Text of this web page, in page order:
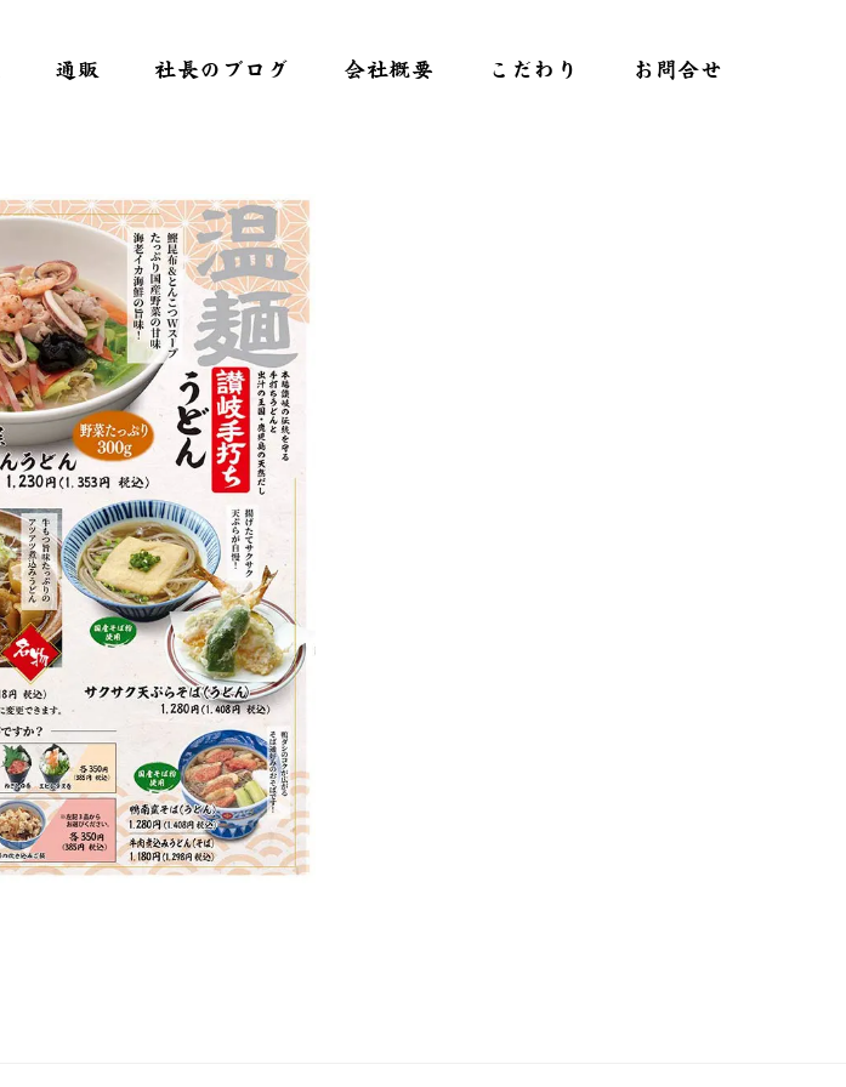
通販 社長のブログ 会社概要 こだわり お問合せ